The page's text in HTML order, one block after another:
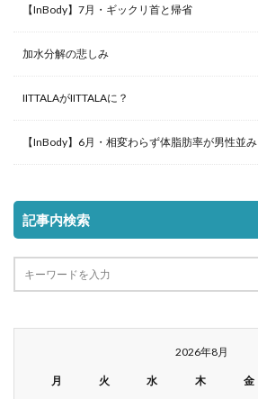
【InBody】7月・ギックリ首と帰省
加水分解の悲しみ
IITTALAがIITTALAに？
【InBody】6月・相変わらず体脂肪率が男性並み
記事内検索
2026年8月
月 火 水 木 金